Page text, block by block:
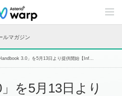
C
n
n
ルマガジン
Handbook 3.0」を5月13日より提供開始【Inf...
」を5月13日より